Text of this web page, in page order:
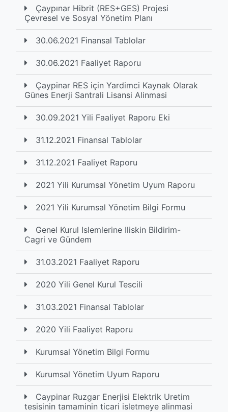
Çaypınar Hibrit (RES+GES) Projesi
Çevresel ve Sosyal Yönetim Planı
30.06.2021 Finansal Tablolar
30.06.2021 Faaliyet Raporu
Çaypinar RES için Yardimci Kaynak Olarak
Günes Enerji Santrali Lisansi Alinmasi
30.09.2021 Yili Faaliyet Raporu Eki
31.12.2021 Finansal Tablolar
31.12.2021 Faaliyet Raporu
2021 Yili Kurumsal Yönetim Uyum Raporu
2021 Yili Kurumsal Yönetim Bilgi Formu
Genel Kurul Islemlerine Iliskin Bildirim-
Cagri ve Gündem
31.03.2021 Faaliyet Raporu
2020 Yili Genel Kurul Tescili
31.03.2021 Finansal Tablolar
2020 Yili Faaliyet Raporu
Kurumsal Yönetim Bilgi Formu
Kurumsal Yönetim Uyum Raporu
Caypinar Ruzgar Enerjisi Elektrik Uretim
tesisinin tamaminin ticari isletmeye alinmasi